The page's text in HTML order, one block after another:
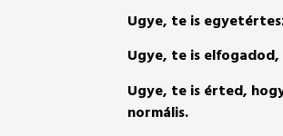
Ugye, te is
Ugye, te is
Ugye, te is érted,
normális.